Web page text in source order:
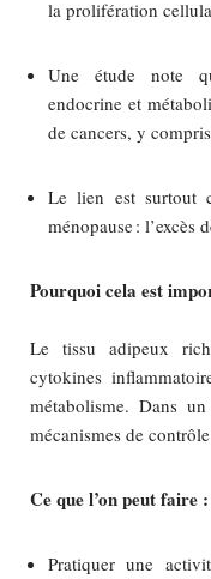
la prolifération
Une étude note
endocrine et
de cancers, y
Le lien est surtout
ménopause : l’excès
Pourquoi cela est
Le tissu adipeux
cytokines
métabolisme. Dans
mécanismes de
Ce que l’on peut faire :
Pratiquer une